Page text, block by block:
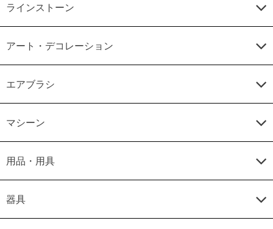
ラインストーン
アート・デコレーション
エアブラシ
マシーン
用品・用具
器具